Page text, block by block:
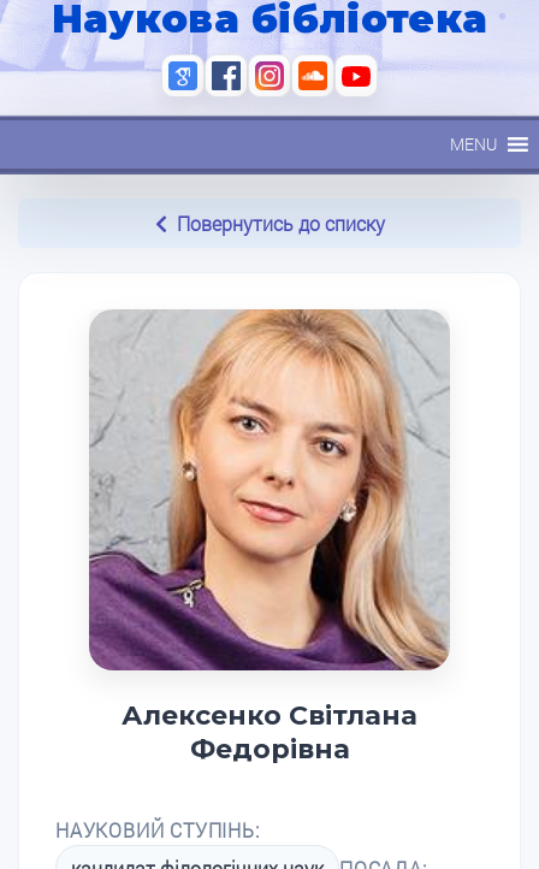
Наукова бібліотека
MENU
Повернутись до списку
Алексенко Світлана
Федорівна
НАУКОВИЙ СТУПІНЬ: